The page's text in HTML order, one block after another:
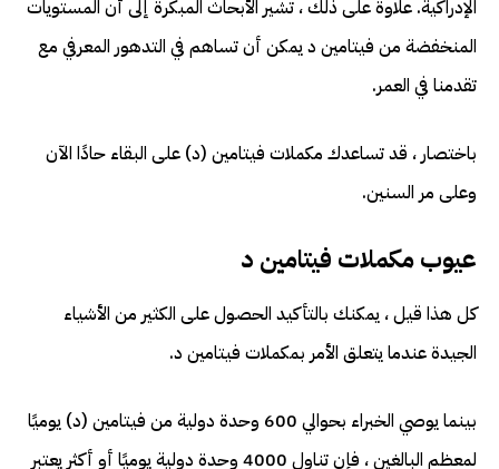
الإدراكية. علاوة على ذلك ، تشير الأبحاث المبكرة إلى أن المستويات
المنخفضة من فيتامين د يمكن أن تساهم في التدهور المعرفي مع
تقدمنا ​​في العمر.
باختصار ، قد تساعدك مكملات فيتامين (د) على البقاء حادًا الآن
وعلى مر السنين.
عيوب مكملات فيتامين د
كل هذا قيل ، يمكنك بالتأكيد الحصول على الكثير من الأشياء
الجيدة عندما يتعلق الأمر بمكملات فيتامين د.
بينما يوصي الخبراء بحوالي 600 وحدة دولية من فيتامين (د) يوميًا
لمعظم البالغين ، فإن تناول 4000 وحدة دولية يوميًا أو أكثر يعتبر